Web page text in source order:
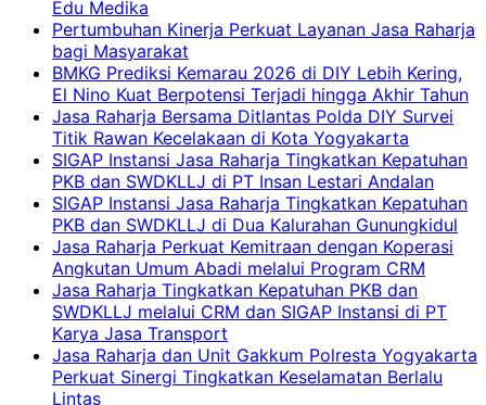
Edu Medika
Pertumbuhan Kinerja Perkuat Layanan Jasa Raharja
bagi Masyarakat
BMKG Prediksi Kemarau 2026 di DIY Lebih Kering,
El Nino Kuat Berpotensi Terjadi hingga Akhir Tahun
Jasa Raharja Bersama Ditlantas Polda DIY Survei
Titik Rawan Kecelakaan di Kota Yogyakarta
SIGAP Instansi Jasa Raharja Tingkatkan Kepatuhan
PKB dan SWDKLLJ di PT Insan Lestari Andalan
SIGAP Instansi Jasa Raharja Tingkatkan Kepatuhan
PKB dan SWDKLLJ di Dua Kalurahan Gunungkidul
Jasa Raharja Perkuat Kemitraan dengan Koperasi
Angkutan Umum Abadi melalui Program CRM
Jasa Raharja Tingkatkan Kepatuhan PKB dan
SWDKLLJ melalui CRM dan SIGAP Instansi di PT
Karya Jasa Transport
Jasa Raharja dan Unit Gakkum Polresta Yogyakarta
Perkuat Sinergi Tingkatkan Keselamatan Berlalu
Lintas